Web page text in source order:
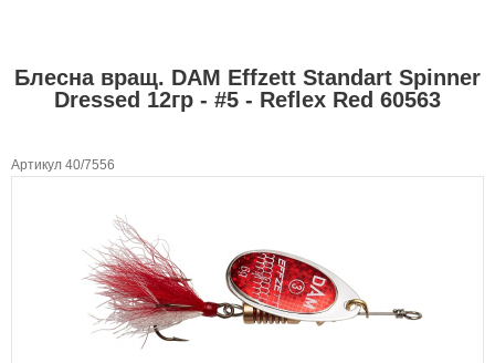
Блесна вращ. DAM Effzett Standart Spinner
Dressed 12гр - #5 - Reflex Red 60563
Артикул 40/7556